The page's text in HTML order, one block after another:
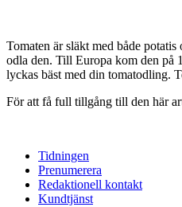
Tomaten är släkt med både
odla den. Till Europa kom den på
lyckas bäst med din tomatodling.
För att få full tillgång till den här
Tidningen
Prenumerera
Redaktionell kontakt
Kundtjänst